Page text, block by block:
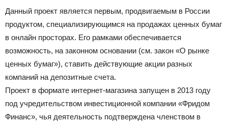
Данный проект является первым, продвигаемым в России
продуктом, специализирующимся на продажах ценных бумаг
в онлайн просторах. Его рамками обеспечивается
возможность, на законном основании (см. закон «О рынке
ценных бумаг»), ставить действующие акции разных
компаний на депозитные счета.
Проект в формате интернет-магазина запущен в 2013 году
под учредительством инвестиционной компании «Фридом
Финанс», чья деятельность подтверждена членством в